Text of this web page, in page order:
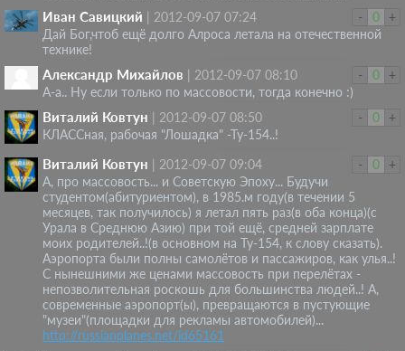
-
0 +
Иван Савицкий
2012-09-07 07:24
Дай Бог,чтоб ещё долго Алроса летала на отечественной
технике!
-
0 +
Александр Михайлов
2012-09-07 08:10
А-а.. Ну если только по массовости, тогда конечно :)
-
0 +
Виталий Ковтун
2012-09-07 08:50
КЛАССная, рабочая "Лошадка" -Ту-154..!
-
0 +
Виталий Ковтун
2012-09-07 09:04
А, про массовость... и Советскую Эпоху... Будучи
студентом(абитуриентом), в 1985.м году(в течении 5
месяцев, так получилось) я летал пять раз(в оба конца)(с
Урала в Среднюю Азию) при той ещё, средней зарплате
моих родителей..!(в основном на Ту-154, к слову сказать).
Аэропорта были полны самолётов и пассажиров, как улья..!
С нынешними же ценами массовость при перелётах -
непозволительная роскошь для большинства людей..! А,
современные аэропорт(ы), превращаются в пустующие
"музеи"(площадки для рекламы автомобилей)...
http://russianplanes.net/id65161